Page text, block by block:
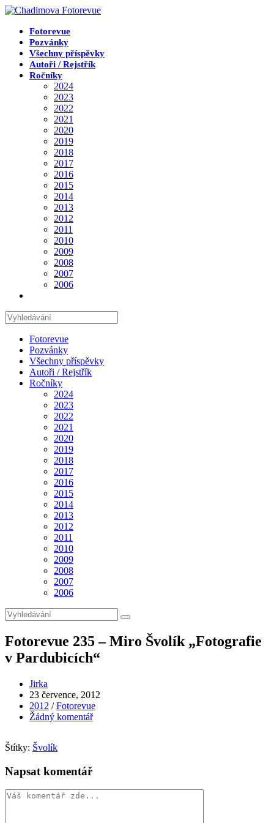
Přejít
obsahuFotorevue
Pozvánky
Všechny příspěvky
Autoři / Rejstřík
Ročníky
2024
2023
2022
2021
2020
2019
2018
2017
2016
2015
2014
2013
2012
2011
2010
2009
2008
2007
2006
Hledat
na
stránceFotorevue
Pozvánky
Všechny příspěvky
Autoři / Rejstřík
Ročníky
2024
2023
2022
2021
2020
2019
2018
2017
2016
2015
2014
2013
2012
2011
2010
2009
2008
2007
2006
Fotorevue 235 – Miro Švolík „Fotografie
v Pardubicích“
Autor
příspěvku
Jirka
Příspěvek
byl
publikován
23 července, 2012
Rubriky
příspěvku
2012 / Fotorevue
Komentáře
Žádný komentář
Štítky: Švolík
Napsat komentář
Komentář